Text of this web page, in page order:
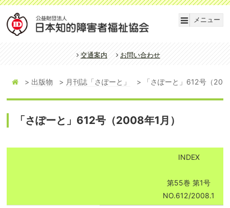
メニュー
交通案内 お問い合わせ
出版物 月刊誌「さぽーと」 「さぽーと」612号（
「さぽーと」612号（2008年1月）
INDEX
第55巻 第1号
NO.612/2008.1